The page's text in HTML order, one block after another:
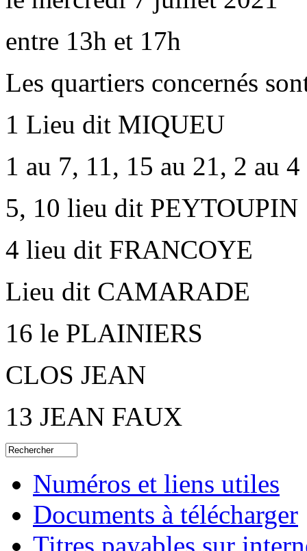
entre 13h et 17h
Les quartiers concernés
1 Lieu dit MIQUEU
1 au 7, 11, 15 au 21, 2 au
5, 10 lieu dit PEYTOUPIN
4 lieu dit FRANCOYE
Lieu dit CAMARADE
16 le PLAINIERS
CLOS JEAN
13 JEAN FAUX
Numéros et liens utiles
Documents à télécharger